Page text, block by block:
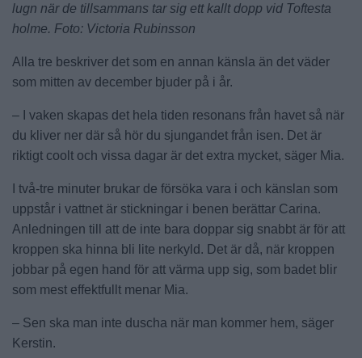
lugn när de tillsammans tar sig ett kallt dopp vid Toftesta
holme. Foto: Victoria Rubinsson
Alla tre beskriver det som en annan känsla än det väder
som mitten av december bjuder på i år.
– I vaken skapas det hela tiden resonans från havet så när
du kliver ner där så hör du sjungandet från isen. Det är
riktigt coolt och vissa dagar är det extra mycket, säger Mia.
I två-tre minuter brukar de försöka vara i och känslan som
uppstår i vattnet är stickningar i benen berättar Carina.
Anledningen till att de inte bara doppar sig snabbt är för att
kroppen ska hinna bli lite nerkyld. Det är då, när kroppen
jobbar på egen hand för att värma upp sig, som badet blir
som mest effektfullt menar Mia.
– Sen ska man inte duscha när man kommer hem, säger
Kerstin.